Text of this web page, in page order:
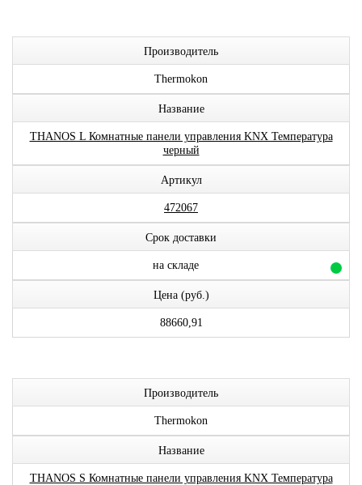
Производитель
Thermokon
Название
THANOS L Комнатные панели управления KNX Температура
черный
Артикул
472067
Срок доставки
на складе
Цена (руб.)
88660,91
Производитель
Thermokon
Название
THANOS S Комнатные панели управления KNX Температура